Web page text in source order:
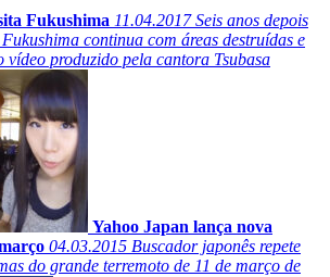
Fukushima 11.04.2017Seis anos depois
continua com áreas destruídas e
vídeo produzido pela cantora Tsubasa
Yahoo Japan lança nova
04.03.2015 Buscador japonês repete
do grande terremoto de 11 de março de